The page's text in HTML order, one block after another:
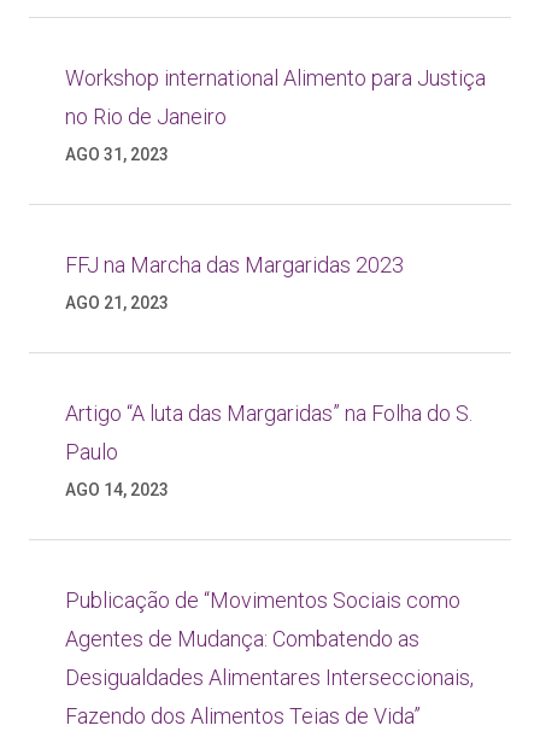
Workshop international Alimento para Justiça
no Rio de Janeiro
AGO 31, 2023
FFJ na Marcha das Margaridas 2023
AGO 21, 2023
Artigo “A luta das Margaridas” na Folha do S.
Paulo
AGO 14, 2023
Publicação de “Movimentos Sociais como
Agentes de Mudança: Combatendo as
Desigualdades Alimentares Interseccionais,
Fazendo dos Alimentos Teias de Vida”